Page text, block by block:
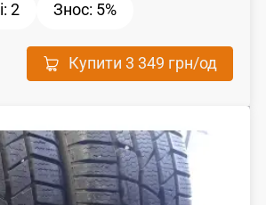
2 Знос: 5%
Купити3 349 грн/од